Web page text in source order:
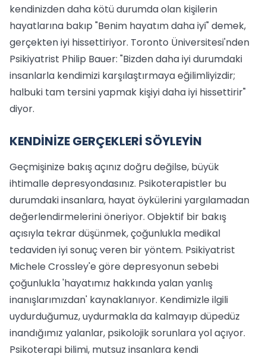
kendinizden daha kötü durumda olan kişilerin
hayatlarına bakıp "Benim hayatım daha iyi" demek,
gerçekten iyi hissettiriyor. Toronto Üniversitesi'nden
Psikiyatrist Philip Bauer: "Bizden daha iyi durumdaki
insanlarla kendimizi karşılaştırmaya eğilimliyizdir;
halbuki tam tersini yapmak kişiyi daha iyi hissettirir"
diyor.
KENDİNİZE GERÇEKLERİ SÖYLEYİN
Geçmişinize bakış açınız doğru değilse, büyük
ihtimalle depresyondasınız. Psikoterapistler bu
durumdaki insanlara, hayat öykülerini yargılamadan
değerlendirmelerini öneriyor. Objektif bir bakış
açısıyla tekrar düşünmek, çoğunlukla medikal
tedaviden iyi sonuç veren bir yöntem. Psikiyatrist
Michele Crossley'e göre depresyonun sebebi
çoğunlukla 'hayatımız hakkında yalan yanlış
inanışlarımızdan' kaynaklanıyor. Kendimizle ilgili
uydurduğumuz, uydurmakla da kalmayıp düpedüz
inandığımız yalanlar, psikolojik sorunlara yol açıyor.
Psikoterapi bilimi, mutsuz insanlara kendi